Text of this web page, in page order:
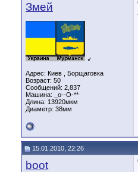
Змей
♂
Адрес: Киев , Борщаговка
Возраст: 50
Сообщений: 2,837
Машина: _о--О-**
Длина: 13920мкм
Диаметр: 38мм
15.01.2010, 22:26
boot